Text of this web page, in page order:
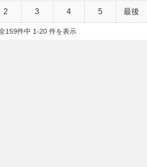
2 3 4 5 最後
159件中 1-20 件を表示